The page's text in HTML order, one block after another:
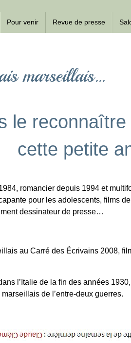
Pour venir Revue de presse
marseillais…
le
cette petite
romancier depuis 1994 et
pour les adolescents, films
dessinateur de presse…
au Carré des Écrivains 2008,
l’Italie de la fin des années
de l’entre-deux guerres.